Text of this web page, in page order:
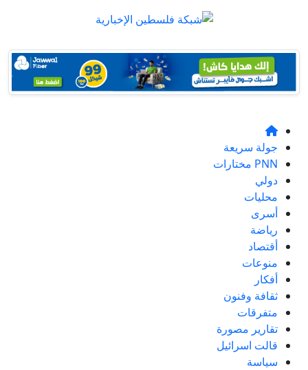
جولة سريعة
PNN مختارات
دولي
محليات
أسرى
رياضة
أقتصاد
منوعات
أفكار
ثقافة وفنون
متفرقات
تقارير مصورة
قالت اسرائيل
سياسة